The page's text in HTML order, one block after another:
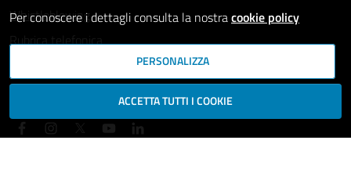
Whistleblowing
Rubrica telefonica
SEGUICI SU
Per conoscere i dettagli consulta la nostracookie policy
PERSONALIZZA
ACCETTA TUTTI I COOKIE